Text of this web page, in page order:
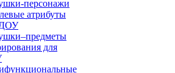
персонажи
атрибуты
для